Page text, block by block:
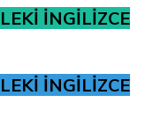
İNGİLİZCE
İNGİLİZCE